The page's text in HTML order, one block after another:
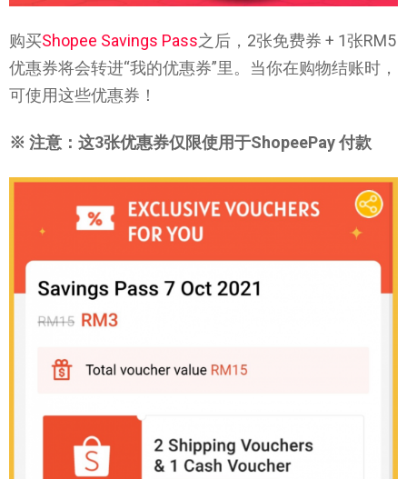
购买Shopee Savings Pass之后，2张免费券 + 1张RM5
优惠券将会转进“我的优惠券”里。当你在购物结账时，
可使用这些优惠券！
※ 注意：这3张优惠券仅限使用于ShopeePay 付款